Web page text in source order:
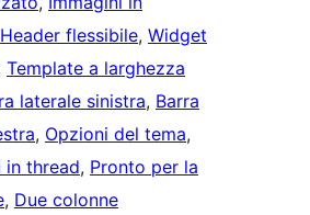
Header flessibile, Widget
Template a larghezza
laterale sinistra, Barra
, Opzioni del tema
in thread, Pronto per la
, Due colonne